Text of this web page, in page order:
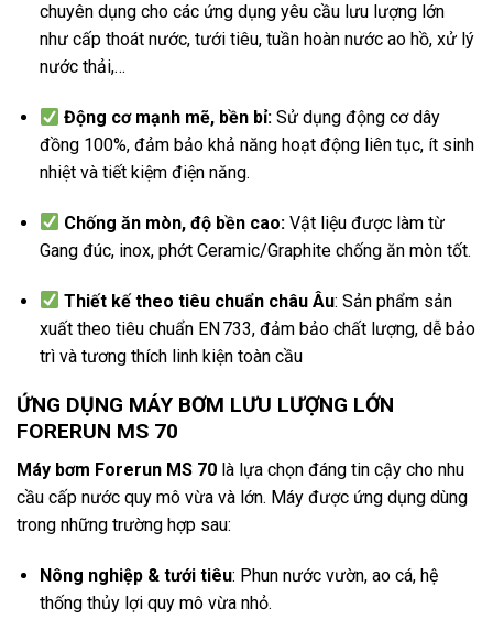
chuyên dụng cho các ứng dụng yêu cầu lưu lượng lớn
như cấp thoát nước, tưới tiêu, tuần hoàn nước ao hồ, xử lý
nước thải,…
Động cơ mạnh mẽ, bền bỉ: Sử dụng động cơ dây
đồng 100%, đảm bảo khả năng hoạt động liên tục, ít sinh
nhiệt và tiết kiệm điện năng.
Chống ăn mòn, độ bền cao: Vật liệu được làm từ
Gang đúc, inox, phớt Ceramic/Graphite chống ăn mòn tốt.
Thiết kế theo tiêu chuẩn châu Âu: Sản phẩm sản
xuất theo tiêu chuẩn EN 733, đảm bảo chất lượng, dễ bảo
trì và tương thích linh kiện toàn cầu
ỨNG DỤNG MÁY BƠM LƯU LƯỢNG LỚN
FORERUN MS 70
Máy bơm Forerun MS 70 là lựa chọn đáng tin cậy cho nhu
cầu cấp nước quy mô vừa và lớn. Máy được ứng dụng dùng
trong những trường hợp sau:
Nông nghiệp & tưới tiêu: Phun nước vườn, ao cá, hệ
thống thủy lợi quy mô vừa nhỏ.